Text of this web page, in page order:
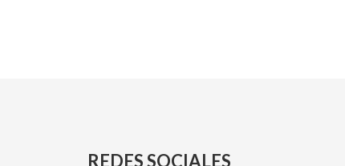
REDES SOCIALES